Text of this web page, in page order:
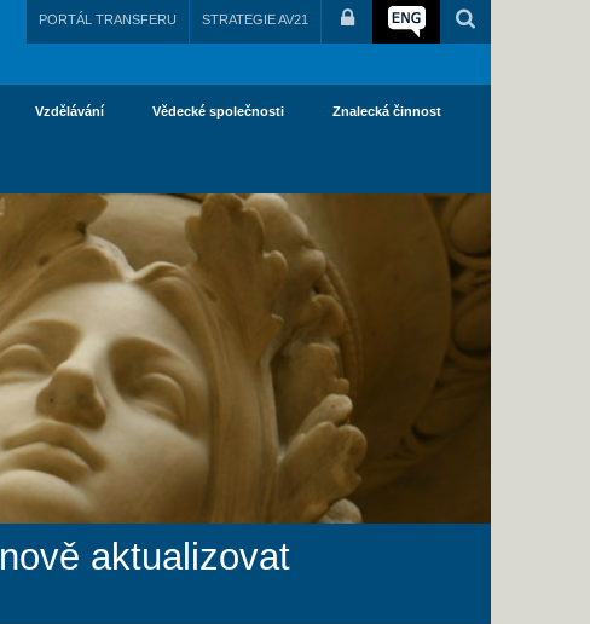
PORTÁL TRANSFERU STRATEGIE AV21
Vzdělávání Vědecké společnosti Znalecká činnost
aktualizovat